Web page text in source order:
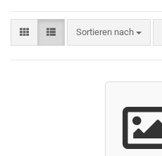
Sortieren nach